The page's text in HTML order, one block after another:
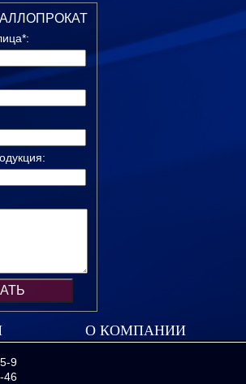
О КОМПАНИИ
9
46